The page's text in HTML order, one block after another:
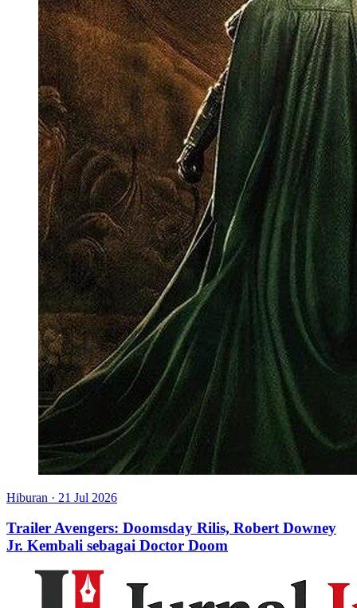
Hiburan · 21 Jul 2026
Trailer Avengers: Doomsday Rilis, Robert Downey
Jr. Kembali sebagai Doctor Doom